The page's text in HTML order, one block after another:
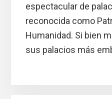
espectacular de
reconocida como
Humanidad. Si bien
sus palacios más